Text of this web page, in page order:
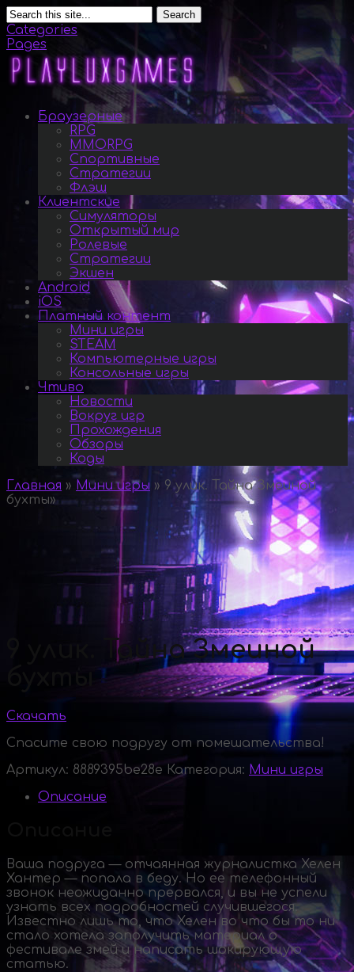
Search
Categories
Pages
Браузерные
RPG
MMORPG
Спортивные
Стратегии
Флэш
Клиентские
Симуляторы
Открытый мир
Ролевые
Стратегии
Экшен
Android
iOS
Платный контент
Мини игры
STEAM
Компьютерные игры
Консольные игры
Чтиво
Новости
Вокруг игр
Прохождения
Обзоры
Коды
Главная » Мини игры » 9 улик. Тайна Змеиной
бухты»
9 улик. Тайна Змеиной
Скачать
Спасите свою подругу от помешательства!
Артикул: 8889395be28e Категория: Мини игры
Описание
Ваша подруга — отчаянная журналистка Хелен
Хантер — попала в беду. Но ее телефонный
звонок неожиданно прервался, и вы не успели
узнать всех подробностей случившегося.
Известно лишь то, что Хелен во что бы то ни
стало хотела заполучить материал о
фестивале змей и написать шокирующую
статью.